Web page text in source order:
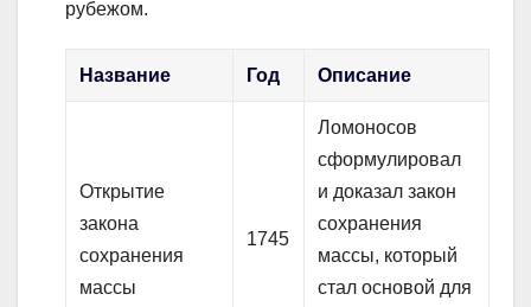
рубежом.
Название Год Описание
Открытие
закона
сохранения
массы
1745
Ломоносов
сформулировал
и доказал закон
сохранения
массы, который
стал основой для